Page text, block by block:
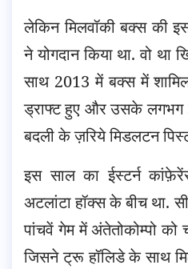
लेकिन मिलवॉकी बक्स की
ने योगदान किया था. वो था
साथ 2013 में बक्स में
ड्राफ्ट हुए और उसके लगभग
बदली के ज़रिये मिडलटन
इस साल का ईस्टर्न
अटलांटा हॉक्स के बीच था.
पांचवें गेम में अंतेतोकोम्पो को
जिसने ट्रू हॉलिडे के साथ